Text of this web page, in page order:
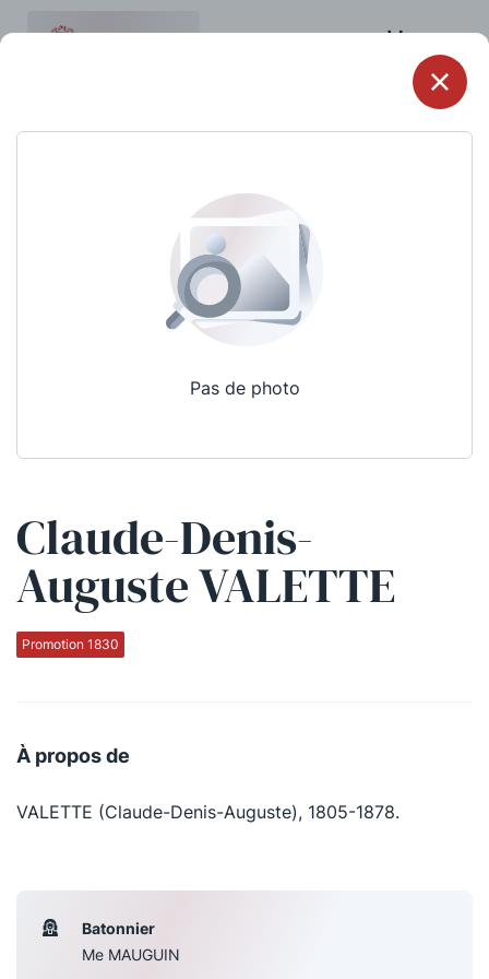
Menu
Pas de photo
Claude-Denis-
Auguste VALETTE
Promotion 1830
À propos de
VALETTE (Claude-Denis-Auguste), 1805-1878.
Batonnier
Me MAUGUIN
Qui sommes-nous ?
La Conférence
La Conférence de Renfort
La défense pénale
Le Concours de la Conférence
La Petite Conférence